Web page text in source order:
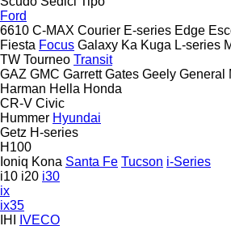
Ford
6610 C-MAX Courier E-series Edge
Fiesta Focus Galaxy Ka Kuga L-series
TW Tourneo Transit
GAZ GMC Garrett Gates Geely General
Harman Hella Honda
CR-V Civic
Hummer Hyundai
Getz H-series
H100
Ioniq Kona Santa Fe Tucson i-Series
i10 i20 i30
ix
ix35
IHI
IVECO